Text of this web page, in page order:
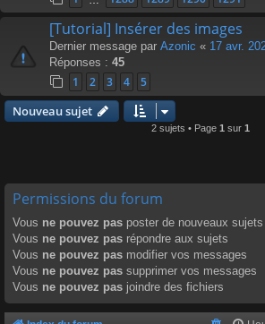
[Tutorial] Insérer des images
Dernier message par Azonic « 17 avr.
Réponses : 45
1 2 3 4 5
Nouveau sujet
2 sujets • Page 1 sur 1
Permissions du forum
Vous ne pouvez pas poster de nouveaux sujets
Vous ne pouvez pas répondre aux sujets
Vous ne pouvez pas modifier vos messages
Vous ne pouvez pas supprimer vos messages
Vous ne pouvez pas joindre des fichiers